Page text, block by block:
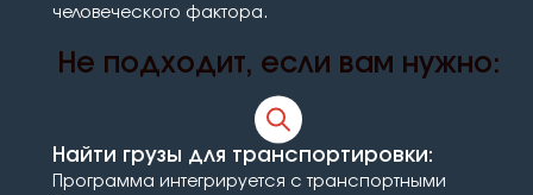
человеческого фактора.
Не подходит, если вам нужно:
Найти грузы для транспортировки:
Программа интегрируется с транспортными